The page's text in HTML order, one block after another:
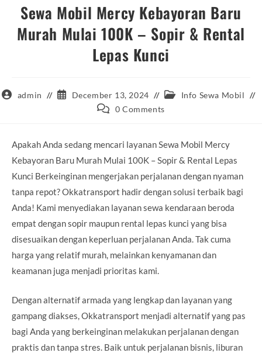
Sewa Mobil Mercy Kebayoran Baru
Murah Mulai 100K – Sopir & Rental
Lepas Kunci
Postadmin
Post
published:
December 13, 2024
Post Info Sewa Mobil
Post 0 Comments
Apakah Anda sedang mencari layanan Sewa Mobil Mercy
Kebayoran Baru Murah Mulai 100K – Sopir & Rental Lepas
Kunci Berkeinginan mengerjakan perjalanan dengan nyaman
tanpa repot? Okkatransport hadir dengan solusi terbaik bagi
Anda! Kami menyediakan layanan sewa kendaraan beroda
empat dengan sopir maupun rental lepas kunci yang bisa
disesuaikan dengan keperluan perjalanan Anda. Tak cuma
harga yang relatif murah, melainkan kenyamanan dan
keamanan juga menjadi prioritas kami.
Dengan alternatif armada yang lengkap dan layanan yang
gampang diakses, Okkatransport menjadi alternatif yang pas
bagi Anda yang berkeinginan melakukan perjalanan dengan
praktis dan tanpa stres. Baik untuk perjalanan bisnis, liburan